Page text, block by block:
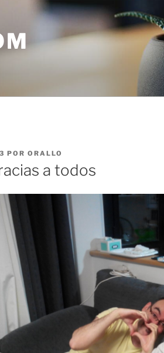
POR ORALLO
a todos